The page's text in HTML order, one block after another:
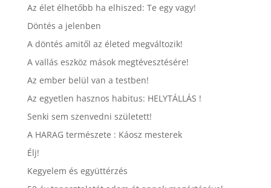
Az élet élhetőbb ha elhiszed: Te egy vagy!
Döntés a jelenben
A döntés amitől az életed megváltozik!
A vallás eszköz mások megtévesztésére!
Az ember belül van a testben!
Az egyetlen hasznos habitus: HELYTÁLLÁS !
Senki sem szenvedni született!
A HARAG természete : Káosz mesterek
Élj!
Kegyelem és együttérzés